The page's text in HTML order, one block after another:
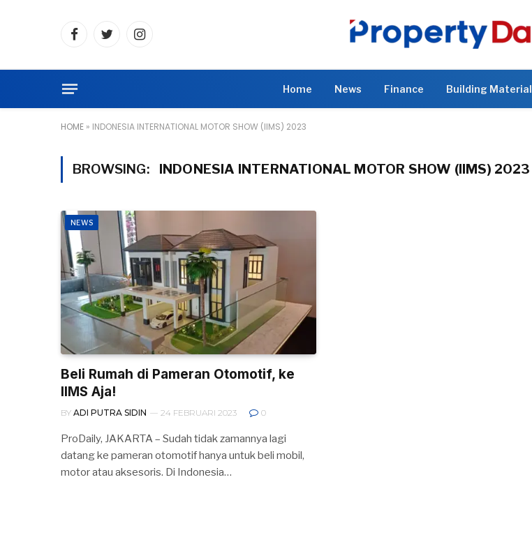
FacebookTwitterInstagram
Home News Finance Building Material
HOME » INDONESIA INTERNATIONAL MOTOR SHOW (IIMS) 2023
BROWSING: INDONESIA INTERNATIONAL MOTOR SHOW (IIMS) 2023
NEWS
Beli Rumah di Pameran Otomotif, ke
IIMS Aja!
BY ADI PUTRA SIDIN 24 FEBRUARI 2023 0
ProDaily, JAKARTA – Sudah tidak zamannya lagi
datang ke pameran otomotif hanya untuk beli mobil,
motor atau aksesoris. Di Indonesia…